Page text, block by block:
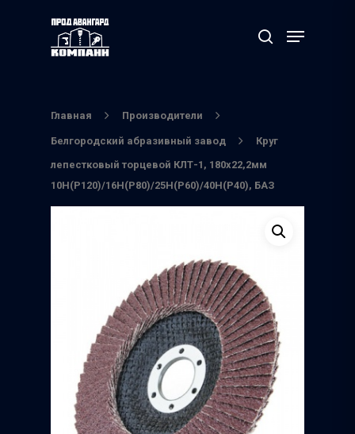
Главная Производители
Белгородский абразивный завод
Круг
лепестковый торцевой КЛТ-1, 180х22,2мм
10Н(Р120)/16Н(Р80)/25H(P60)/40H(P40), БАЗ